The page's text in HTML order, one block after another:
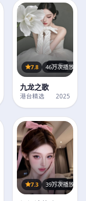
28集
7.8 46万次播放
九龙之歌
港台精选 2025
12集
7.3 39万次播放